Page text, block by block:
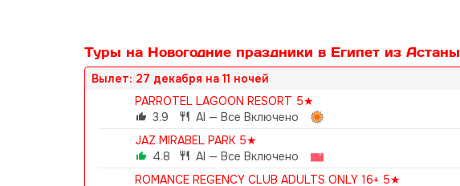
Туры на Новогодние праздники в Египет из Астаны
Вылет: 27 декабря на 11 ночей
PARROTEL LAGOON RESORT 5★
3.9
AI — Все Включено
JAZ MIRABEL PARK 5★
4.8
AI — Все Включено
ROMANCE REGENCY CLUB ADULTS ONLY 16+ 5★